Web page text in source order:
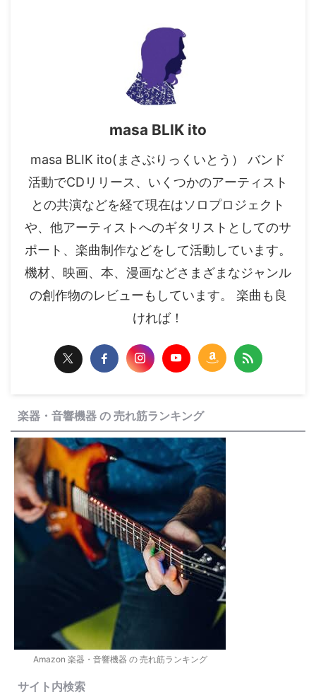
masa BLIK ito
masa BLIK ito(まさぶりっくいとう） バンド
活動でCDリリース、いくつかのアーティスト
との共演などを経て現在はソロプロジェクト
や、他アーティストへのギタリストとしてのサ
ポート、楽曲制作などをして活動しています。
機材、映画、本、漫画などさまざまなジャンル
の創作物のレビューもしています。 楽曲も良
ければ！
楽器・音響機器 の 売れ筋ランキング
Amazon 楽器・音響機器 の 売れ筋ランキング
サイト内検索